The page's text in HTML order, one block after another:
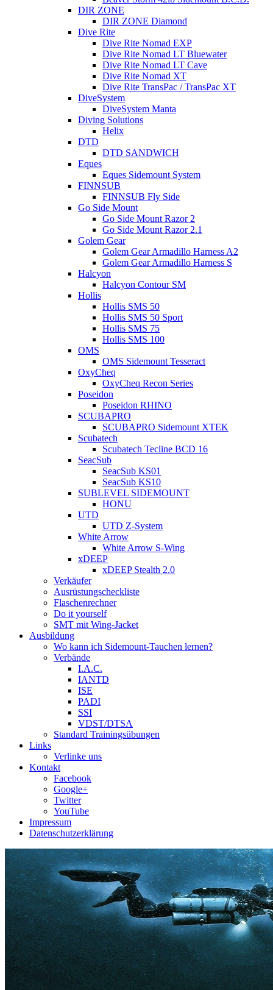
DIR ZONE
DIR ZONE Diamond
Dive Rite
Dive Rite Nomad EXP
Dive Rite Nomad LT Bluewater
Dive Rite Nomad LT Cave
Dive Rite Nomad XT
Dive Rite TransPac / TransPac XT
DiveSystem
DiveSystem Manta
Diving Solutions
Helix
DTD
DTD SANDWICH
Eques
Eques Sidemount System
FINNSUB
FINNSUB Fly Side
Go Side Mount
Go Side Mount Razor 2
Go Side Mount Razor 2.1
Golem Gear
Golem Gear Armadillo Harness A2
Golem Gear Armadillo Harness S
Halcyon
Halcyon Contour SM
Hollis
Hollis SMS 50
Hollis SMS 50 Sport
Hollis SMS 75
Hollis SMS 100
OMS
OMS Sidemount Tesseract
OxyCheq
OxyCheq Recon Series
Poseidon
Poseidon RHINO
SCUBAPRO
SCUBAPRO Sidemount XTEK
Scubatech
Scubatech Tecline BCD 16
SeacSub
SeacSub KS01
SeacSub KS10
SUBLEVEL SIDEMOUNT
HONU
UTD
UTD Z-System
White Arrow
White Arrow S-Wing
xDEEP
xDEEP Stealth 2.0
Verkäufer
Ausrüstungscheckliste
Flaschenrechner
Do it yourself
SMT mit Wing-Jacket
Ausbildung
Wo kann ich Sidemount-Tauchen lernen?
Verbände
I.A.C.
IANTD
ISE
PADI
SSI
VDST/DTSA
Standard Trainingsübungen
Links
Verlinke uns
Kontakt
Facebook
Google+
Twitter
YouTube
Impressum
Datenschutzerklärung
Das Sidemount-Forum ist auf
ein neues Forensystem
umgezogen und wie gewohnt
unterhttps://www.sidemount-
forum.com
erreichbar.